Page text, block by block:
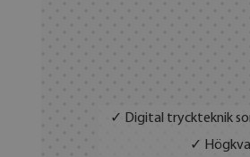
✓ Digital tryckteknik
✓